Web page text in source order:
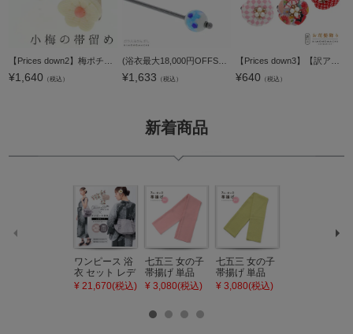
¥1,640 （税込） ¥1,633 （税込） ¥640 （税込）
新着商品
ワンピース 浴
衣 セット レデ
ィース 吸水速
乾 ポリエステ
¥ 21,670(税込)
七五三 女の子
帯揚げ 単品
「灰桃色」日
本製 7歳 女児
びあげ 和装 着
¥ 3,080(税込)
七五三 女の子
帯揚げ 単品
「若葉色」日
本製 7歳 女児
¥ 3,080(税込)